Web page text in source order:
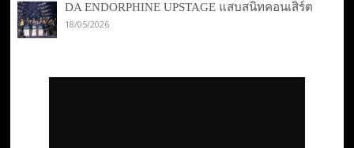
DA ENDORPHINE UPSTAGE แสบสนิทคอนเสิร์ต
18/05/2026